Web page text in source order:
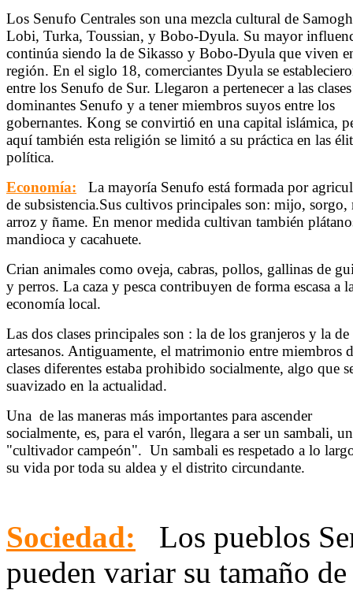
Los Senufo Centrales son una mezcla cultural de
Lobi, Turka, Toussian, y Bobo-Dyula. Su mayor
continúa siendo la de Sikasso y Bobo-Dyula que viven
región. En el siglo 18, comerciantes Dyula se
entre los Senufo de Sur. Llegaron a pertenecer a las clases
dominantes Senufo y a tener miembros suyos entre los
gobernantes. Kong se convirtió en una capital islámica,
aquí también esta religión se limitó a su práctica en las
política.
Economía:
La mayoría Senufo está formada por
de subsistencia.Sus cultivos principales son: mijo, sorgo,
arroz y ñame. En menor medida cultivan también
mandioca y cacahuete.
Crian animales como oveja, cabras, pollos, gallinas de
y perros. La caza y pesca contribuyen de forma escasa a
economía local.
Las dos clases principales son : la de los granjeros y la de
artesanos. Antiguamente, el matrimonio entre miembros
clases diferentes estaba prohibido socialmente, algo que
suavizado en la actualidad.
Una de las maneras más importantes para ascender
socialmente, es, para el varón, llegara a ser un sambali, un
"cultivador campeón". Un sambali es respetado a lo
su vida por toda su aldea y el distrito circundante.
Sociedad:
Los pueblos
pueden variar su tamaño de